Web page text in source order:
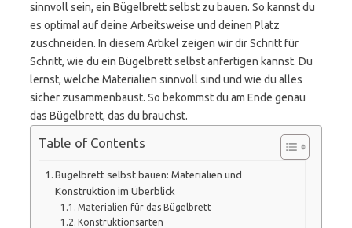
sinnvoll sein, ein Bügelbrett selbst zu bauen. So kannst du
es optimal auf deine Arbeitsweise und deinen Platz
zuschneiden. In diesem Artikel zeigen wir dir Schritt für
Schritt, wie du ein Bügelbrett selbst anfertigen kannst. Du
lernst, welche Materialien sinnvoll sind und wie du alles
sicher zusammenbaust. So bekommst du am Ende genau
das Bügelbrett, das du brauchst.
Table of Contents
Bügelbrett selbst bauen: Materialien und
Konstruktion im Überblick
Materialien für das Bügelbrett
Konstruktionsarten